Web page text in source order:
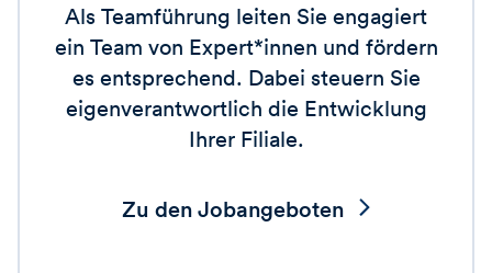
Als Teamführung leiten Sie engagiert
ein Team von Expert*innen und fördern
es entsprechend. Dabei steuern Sie
eigenverantwortlich die Entwicklung
Ihrer Filiale.
Zu den Jobangeboten